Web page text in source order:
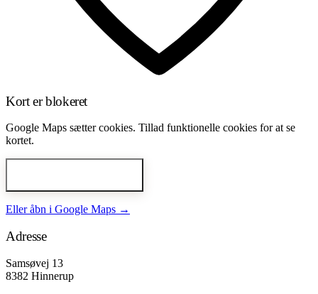
Kort er blokeret
Google Maps sætter cookies. Tillad funktionelle cookies for at se
kortet.
Eller åbn i Google Maps →
Adresse
Samsøvej 13
8382 Hinnerup